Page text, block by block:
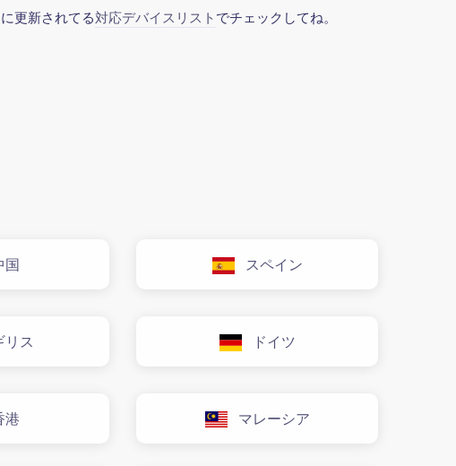
更新されてる対応デバイスリスト でチェックしてね。
国 スペイン
ス ドイツ
港 マレーシア